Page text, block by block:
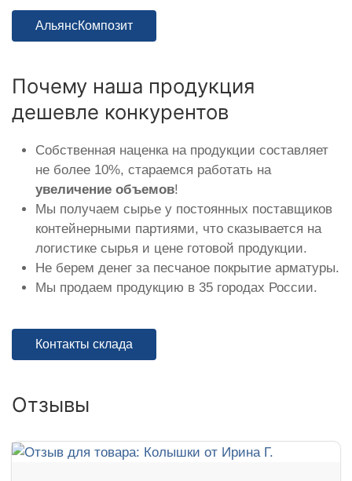
АльянсКомпозит
Почему наша продукция
дешевле конкурентов
Собственная наценка на продукции составляет
не более 10%, стараемся работать на
увеличение объемов!
Мы получаем сырье у постоянных поставщиков
контейнерными партиями, что сказывается на
логистике сырья и цене готовой продукции.
Не берем денег за песчаное покрытие арматуры.
Мы продаем продукцию в 35 городах России.
Контакты склада
Отзывы